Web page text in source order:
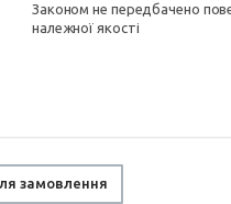
Законом не передбачено повернення та обмін даного товару
належної якості
замовлення